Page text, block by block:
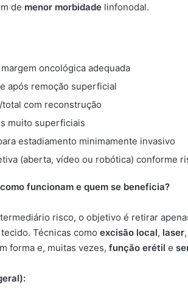
de menor morbidade linfonodal.
oncológica adequada
após remoção superficial
total com reconstrução
muito superficiais
estadiamento minimamente invasivo
(aberta, vídeo ou robótica) conforme
funcionam e quem se beneficia?
risco, o objetivo é retirar
Técnicas como excisão local, laser,
forma e, muitas vezes, função erétil e